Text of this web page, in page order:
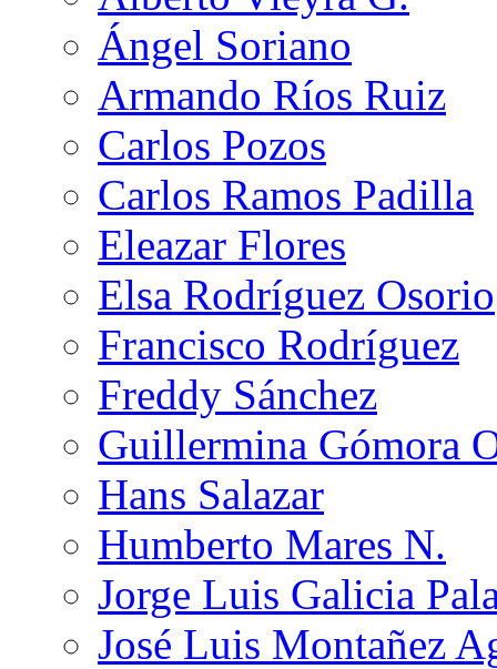
Ángel Soriano
Armando Ríos Ruiz
Carlos Pozos
Carlos Ramos Padilla
Eleazar Flores
Elsa Rodríguez Osorio
Francisco Rodríguez
Freddy Sánchez
Guillermina Gómora
Hans Salazar
Humberto Mares N.
Jorge Luis Galicia
José Luis Montañez